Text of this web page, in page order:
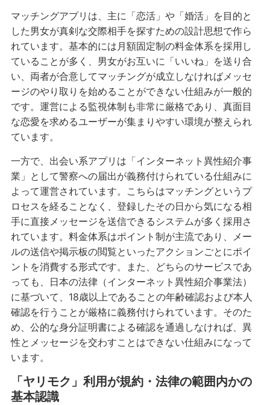
マッチングアプリは、主に「恋活」や「婚活」を目的と
した男女が真剣な交際相手を探すための設計思想で作ら
れています。基本的には月額固定制の料金体系を採用し
ていることが多く、男女がお互いに「いいね」を送り合
い、両者が合意してマッチングが成立しなければメッセ
ージのやり取りを始めることができない仕組みが一般的
です。運営による監視体制も非常に厳格であり、真面目
な恋愛を求めるユーザーが集まりやすい環境が整えられ
ています。
一方で、出会い系アプリは「インターネット異性紹介事
業」として警察への届出が義務付けられている仕組みに
よって運営されています。こちらはマッチングというプ
ロセスを経ることなく、登録したその日から気になる相
手に直接メッセージを送信できるシステムが多く採用さ
れています。料金体系はポイント制が主流であり、メー
ルの送信や掲示板の閲覧といったアクションごとにポイ
ントを消費する形式です。また、どちらのサービスであ
っても、日本の法律（インターネット異性紹介事業法）
に基づいて、18歳以上であることの年齢確認および本人
確認を行うことが厳格に義務付けられています。そのた
め、公的な身分証明書による確認を通過しなければ、異
性とメッセージを交わすことはできない仕組みになって
います。
「ヤリモク」利用が規約・法律の範囲内かの
基本認識